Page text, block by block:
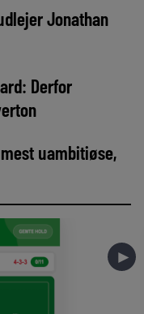
Jonathan
Derfor
mest uambitiøse,
►